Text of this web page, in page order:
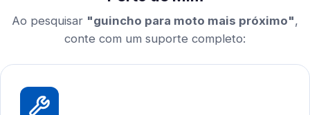
Ao pesquisar "guincho para moto mais próximo",
conte com um suporte completo: